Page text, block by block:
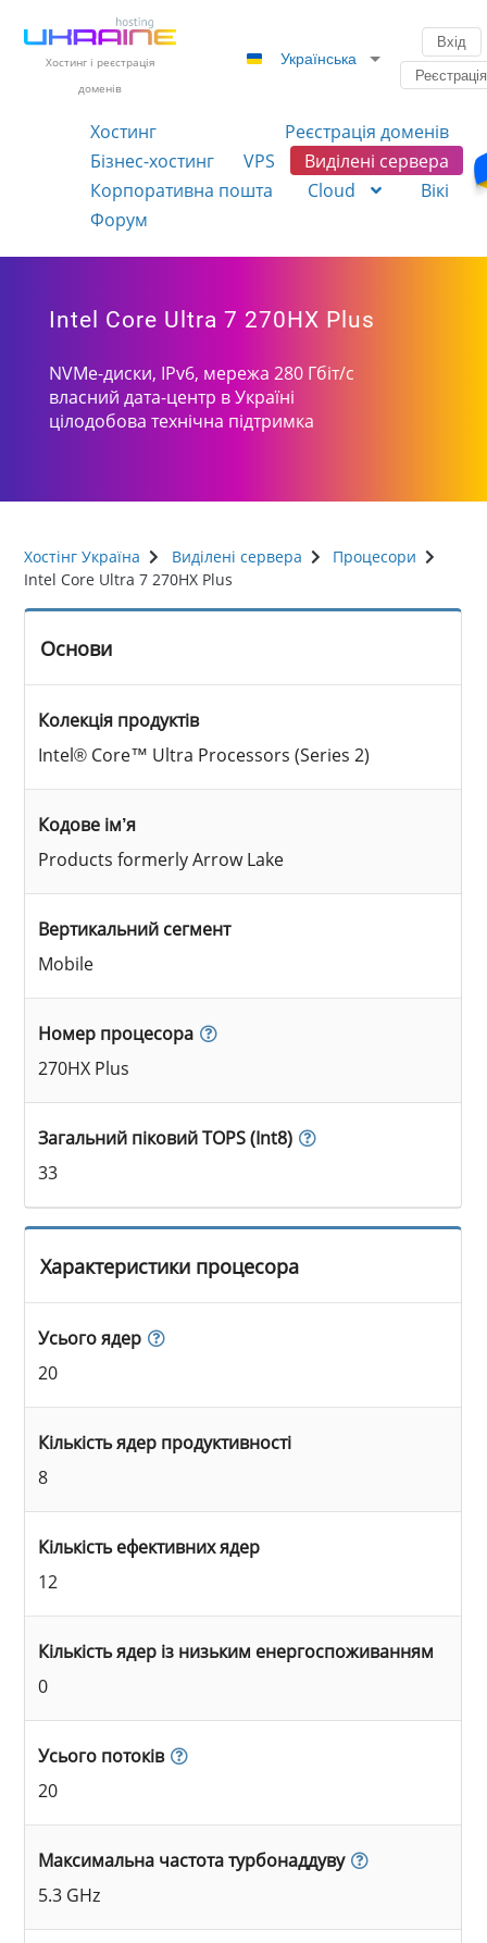
Хостинг і реєстрація
доменів
Українська
Вхід
Реєстрація
Хостинг
Реєстрація доменів
Бізнес-хостинг
VPS
Виділені сервера
Корпоративна пошта
Cloud
Вікі
Форум
Intel Core Ultra 7 270HX Plus
NVMe-диски, IPv6, мережа 280 Гбіт/с
власний дата-центр в Україні
цілодобова технічна підтримка
Хостінг Україна Виділені сервера
Процесори
Intel Core Ultra 7 270HX Plus
Основи
Колекція продуктів
Intel® Core™ Ultra Processors (Series 2)
Кодове ім’я
Products formerly Arrow Lake
Вертикальний сегмент
Mobile
Номер процесора
270HX Plus
Загальний піковий TOPS (Int8)
33
Характеристики процесора
Усього ядер
20
Кількість ядер продуктивності
8
Кількість ефективних ядер
12
Кількість ядер із низьким енергоспоживанням
0
Усього потоків
20
Максимальна частота турбонаддуву
5.3 GHz